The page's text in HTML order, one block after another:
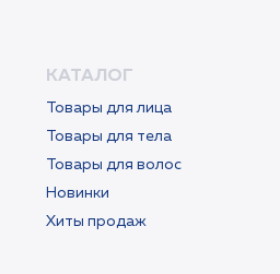
КАТАЛОГ
Товары для лица
Товары для тела
Товары для волос
Новинки
Хиты продаж